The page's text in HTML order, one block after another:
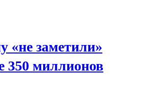
«не заметили»
350 миллионов